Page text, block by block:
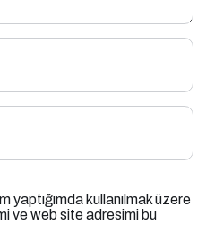
yaptığımda kullanılmak üzere
ve web site adresimi bu